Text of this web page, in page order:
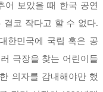
어 보았을 때 한국 공연
결코 작다고 할 수 없다.
한민국에 국립 혹은 공
극장을 찾는 어린이들
의자를 감내해야만 했